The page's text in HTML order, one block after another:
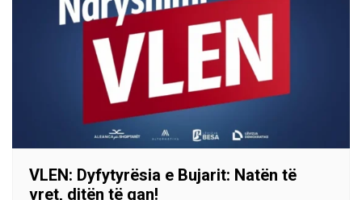
VLEN: Dyfytyrësia e Bujarit: Natën të
vret, ditën të qan!